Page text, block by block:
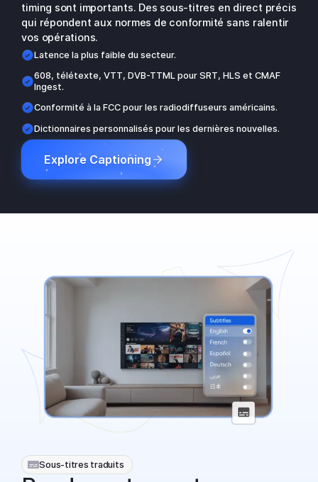
timing sont importants. Des sous-titres en direct précis
qui répondent aux normes de conformité sans ralentir
vos opérations.
Latence la plus faible du secteur.
608, télétexte, VTT, DVB-TTML pour SRT, HLS et CMAF
Ingest.
Conformité à la FCC pour les radiodiffuseurs américains.
Dictionnaires personnalisés pour les dernières nouvelles.
Explore Captioning
Sous-titres traduits